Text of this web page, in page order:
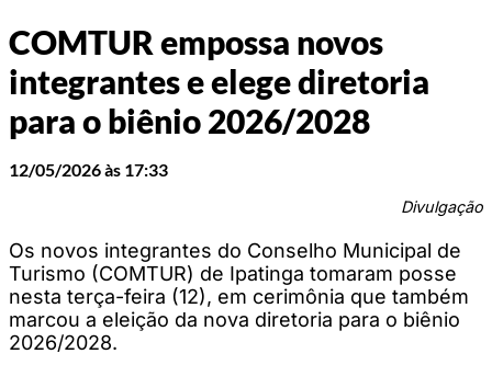
COMTUR empossa novos
integrantes e elege diretoria
para o biênio 2026/2028
12/05/2026 às 17:33
Divulgação
Os novos integrantes do Conselho Municipal de
Turismo (COMTUR) de Ipatinga tomaram posse
nesta terça-feira (12), em cerimônia que também
marcou a eleição da nova diretoria para o biênio
2026/2028.